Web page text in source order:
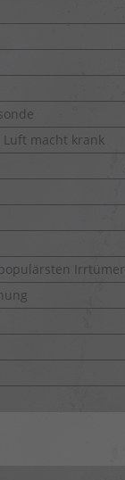
Luft macht krank
Irrtümer